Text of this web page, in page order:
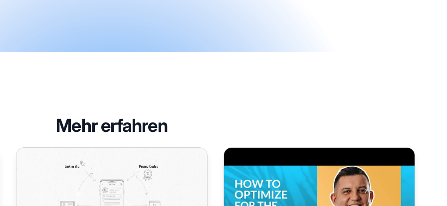
Mehr erfahren
Wie kann TikTok bei der Promotion von Affiliate-Links helfen? Der komplette Leitfaden 2025
Wie Sie für den TikTok-Algorithmus optimieren